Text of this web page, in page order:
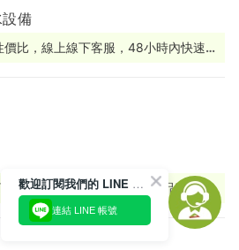
備
比，線上線下客服，48小時內快速應
制｜打造專屬您的辦公室精品咖啡空
級咖啡體驗！ 我們提供： ✔
歡迎訂閱我們的 LINE 官方帳號
連結 LINE 帳號